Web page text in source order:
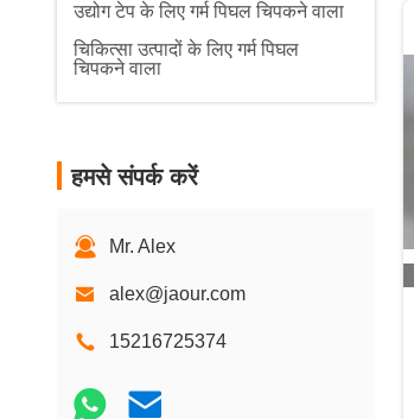
उद्योग टेप के लिए गर्म पिघल चिपकने वाला
चिकित्सा उत्पादों के लिए गर्म पिघल
चिपकने वाला
हमसे संपर्क करें
Mr. Alex
alex@jaour.com
15216725374